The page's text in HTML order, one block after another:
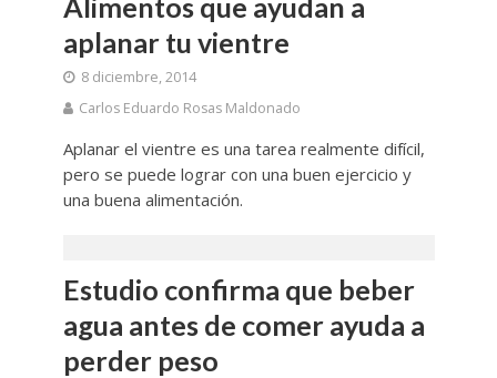
aplanar tu vientre
8 diciembre, 2014
Carlos Eduardo Rosas Maldonado
Aplanar el vientre es una tarea realmente difícil,
pero se puede lograr con una buen ejercicio y
una buena alimentación.
Estudio confirma que beber
agua antes de comer ayuda a
perder peso